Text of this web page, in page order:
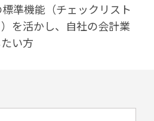
準機能（チェックリスト
を活かし、自社の会計業
い方